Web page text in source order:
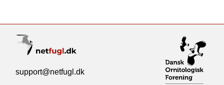
support@netfugl.dk